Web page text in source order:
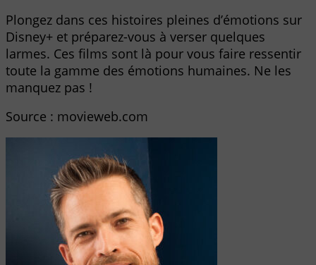
Plongez dans ces histoires pleines d’émotions sur
Disney+ et préparez-vous à verser quelques
larmes. Ces films sont là pour vous faire ressentir
toute la gamme des émotions humaines. Ne les
manquez pas !
Source : movieweb.com